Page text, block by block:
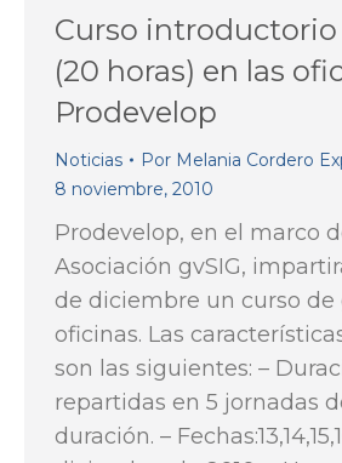
Curso introductorio
(20 horas) en las
Prodevelop
Noticias Por Melania Cordero
8 noviembre, 2010
Prodevelop, en el marco
Asociación gvSIG,
de diciembre un curso de
oficinas. Las
son las siguientes: –
repartidas en 5 jornadas
duración. –